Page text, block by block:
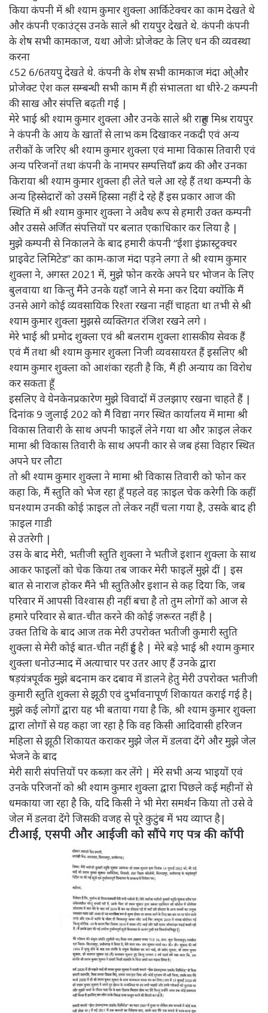
किया कंपनी में श्री श्याम कुमार शुक्ला आर्किटेक्चर का काम देखते थे
और कंपनी एकाउंट्स उनके साले श्री रायपुर देखते थे. कंपनी कंपनी
के शेष सभी कामकाज, यथा ओजेः प्रोजेक्ट के लिए धन की व्यवस्था
करना
८52 6/6तयपु देखते थे. कंपनी के शेष सभी कामकाज मंदा ओ्और
प्रोजेक्ट ऐश कल सम्बन्धी सभी काम मैं ही संभालता था धीरे-2 कम्पनी
की साख और संपत्ति बढ़ती गई |
मेरे भाई श्री श्याम कुमार शुक्ला और उनके साले श्री राहुल मिश्र रायपुर
ने कंपनी के आय के खातों से लाभ कम दिखाकर नकदी एवं अन्य
तरीकों के जरिए श्री श्याम कुमार शुक्ला एवं मामा विकास तिवारी एवं
अन्य परिजनों तथा कंपनी के नामपर सम्पत्तियाँ क्रय की और उनका
किराया श्री श्याम कुमार शुक्ला ही लेते चले आ रहे हैं तथा कम्पनी के
अन्य हिस्सेदारों को उसमें हिस्सा नहीं दे रहे हैं इस प्रकार आज की
स्थिति में श्री श्याम कुमार शुक्ला ने अवैध रूप से हमारी उक्त कम्पनी
और उससे अर्जित संपत्तियों पर बलात एकाधिकार कर लिया है |
मुझे कम्पनी से निकालने के बाद हमारी कंपनी “ईशा इंफ्रास्ट्रक्चर
प्राइवेट लिमिटेड” का काम-काज मंदा पड़ने लगा ते श्री श्याम कुमार
शुक्ला ने, अगस्त 2021 में, मुझे फोन करके अपने घर भोजन के लिए
बुलवाया था किन्तु मैंने उनके यहाँ जाने से मना कर दिया क्योंकि मैं
उनसे आगे कोई व्यवसायिक रिश्ता रखना नहीं चाहता था तभी से श्री
श्याम कुमार शुक्ला मुझसे व्यक्तिगत रंजिश रखने लगे ।
मेरे भाई श्री प्रमोद शुक्ला एवं श्री बलराम शुक्ला शासकीय सेवक हैं
एवं मैं तथा श्री श्याम कुमार शुक्ला निजी व्यवसायरत हैं इसलिए श्री
श्याम कुमार शुक्ला को आशंका रहती है कि, मैं ही अन्याय का विरोध
कर सकता हूँ
इसलिए वे येनकेनप्रकारेण मुझे विवादों में उलझाए रखना चाहते हैं |
दिनांक 9 जुलाई 202 को मैं विद्या नगर स्थित कार्यालय में मामा श्री
विकास तिवारी के साथ अपनी फाइलें लेने गया था और फ़ाइल लेकर
मामा श्री विकास तिवारी के साथ अपनी कार से जब हंसा विहार स्थित
अपने घर लौटा
तो श्री श्याम कुमार शुक्ला ने मामा श्री विकास तिवारी को फोन कर
कहा कि, मैं स्तुति को भेज रहा हूँ पहले वह फ़ाइल चेक करेगी कि कहीं
घनश्याम उनकी कोई फ़ाइल तो लेकर नहीं चला गया है, उसके बाद ही
फ़ाइल गाडी
से उतरेगी |
उस के बाद मेरी, भतीजी स्तुति शुक्ला ने भतीजे इशान शुक्ला के साथ
आकर फाइलों को चेक किया तब जाकर मेरी फाइलें मुझे दीं | इस
बात से नाराज होकर मैंने भी स्तुतिऔर इशान से कह दिया कि, जब
परिवार में आपसी विश्वास ही नहीं बचा है तो तुम लोगों को आज से
हमारे परिवार से बात-चीत करने की कोई ज़रूरत नहीं है |
उक्त तिथि के बाद आज तक मेरी उपरोक्त भतीजी कुमारी स्तुति
शुक्ला से मेरी कोई बात-चीत नहीं हुई है | मेरे बड़े भाई श्री श्याम कुमार
शुक्ला धनोउन्माद में अत्याचार पर उतर आए हैं उनके द्वारा
षड़यंत्रपूर्वक मुझे बदनाम कर दबाव में डालने हेतु मेरी उपरोक्त भतीजी
कुमारी स्तुति शुक्ला से झूठी एवं दुर्भावनापूर्ण शिकायत कराई गई है|
मुझे कई लोगों द्वारा यह भी बताया गया है कि, श्री श्याम कुमार शुक्ला
द्वारा लोगों से यह कहा जा रहा है कि वह किसी आदिवासी हरिजन
महिला से झूठी शिकायत कराकर मुझे जेल में डलवा देंगे और मुझे जेल
भेजने के बाद
मेरी सारी संपत्तियों पर कब्ज़ा कर लेंगे | मेंरे सभी अन्य भाइयों एवं
उनके परिजनों को श्री श्याम कुमार शुक्ला द्वारा पिछले कई महीनों से
धमकाया जा रहा है कि, यदि किसी ने भी मेरा समर्थन किया तो उसे वे
जेल में डलवा देंगे जिसकी वजह से पूरे कुटुंब में भय व्याप्त है|
टीआई, एसपी और आईजी को सौंपे गए पत्र की कॉपी